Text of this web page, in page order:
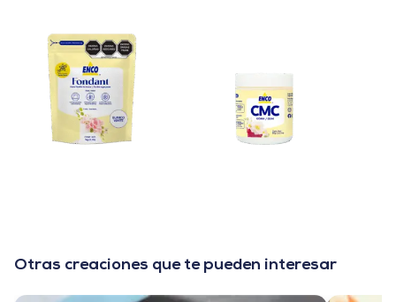
Otras creaciones que te pueden interesar